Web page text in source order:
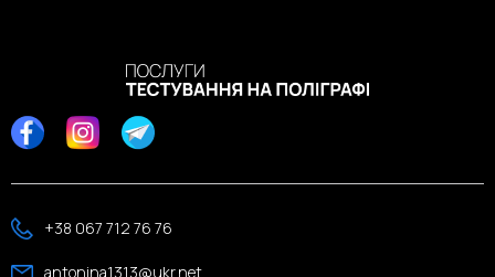
+38 067 712 76 76
antonina1313@ukr.net